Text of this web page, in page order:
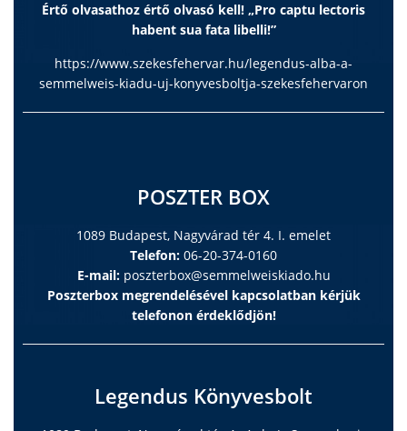
Értő olvasathoz értő olvasó kell! „Pro captu lectoris
habent sua fata libelli!”
https://www.szekesfehervar.hu/legendus-alba-a-
semmelweis-kiadu-uj-konyvesboltja-szekesfehervaron
POSZTER BOX
1089 Budapest, Nagyvárad tér 4. I. emelet
Telefon: 06-20-374-0160
E-mail: poszterbox@semmelweiskiado.hu
Poszterbox megrendelésével kapcsolatban kérjük
telefonon érdeklődjön!
Legendus Könyvesbolt